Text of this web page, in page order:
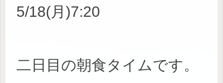
5/18(月)7:20
二日目の朝食タイムです。